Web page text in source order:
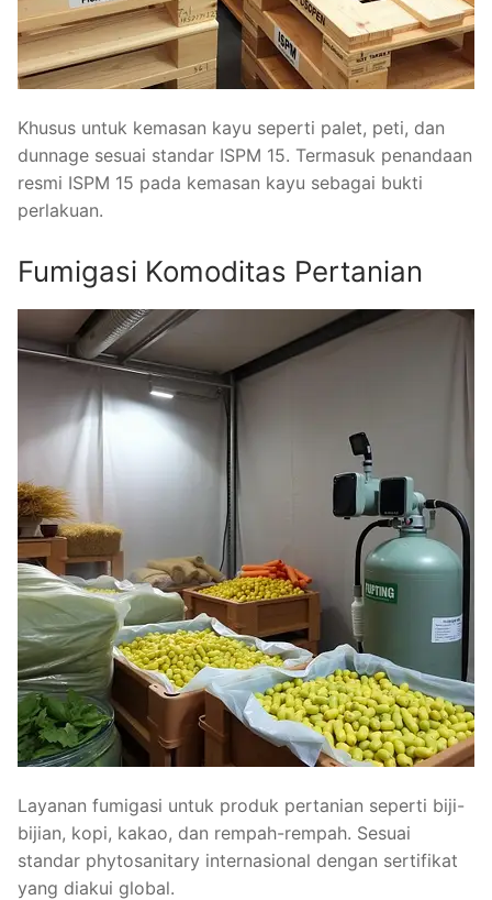
Khusus untuk kemasan kayu seperti palet, peti, dan
dunnage sesuai standar ISPM 15. Termasuk penandaan
resmi ISPM 15 pada kemasan kayu sebagai bukti
perlakuan.
Fumigasi Komoditas Pertanian
Layanan fumigasi untuk produk pertanian seperti biji-
bijian, kopi, kakao, dan rempah-rempah. Sesuai
standar phytosanitary internasional dengan sertifikat
yang diakui global.